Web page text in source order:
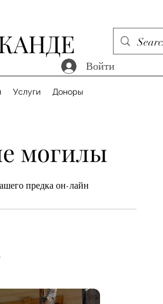
Войти
Услуги Доноры
могилы
предка он-лайн